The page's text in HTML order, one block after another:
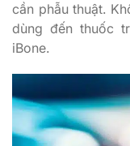
cần phẫu thuật.
dùng đến thuốc
iBone.